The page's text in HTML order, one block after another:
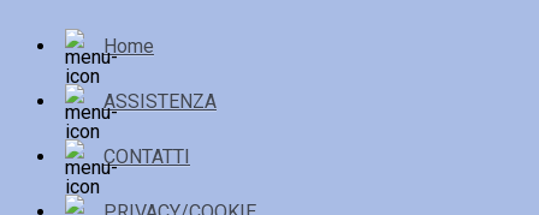
Home
ASSISTENZA
CONTATTI